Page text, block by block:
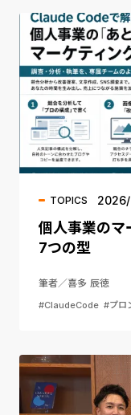
TOPICS
個人事業の
7つの型
筆者／喜多 辰徳
#ClaudeCode #プロ